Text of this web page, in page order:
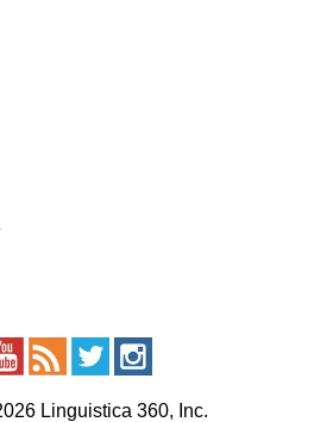
Linguistica 360, Inc.